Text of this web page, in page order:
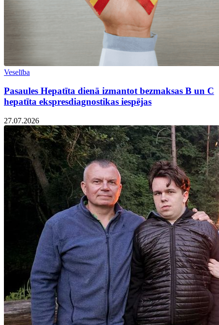
Veselība
Pasaules Hepatīta dienā izmantot bezmaksas B un C
hepatīta ekspresdiagnostikas iespējas
27.07.2026